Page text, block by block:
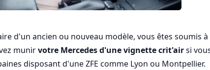
d'un ancien ou nouveau modèle, vous êtes soumis
munirvotre Mercedes d'une vignette crit'airsi
disposant d'une ZFE comme Lyon ou Montpellier.